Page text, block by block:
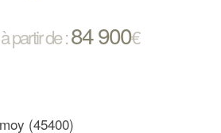
partir de :84 900€
(45400)